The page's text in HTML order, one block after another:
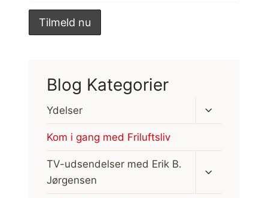
Blog Kategorier
Ydelser
Skift
Kom i gang med Friluftsliv
TV-udsendelser med Erik B.
Jørgensen